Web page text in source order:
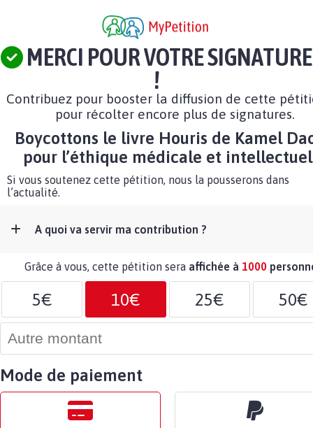
MERCI POUR VOTRE SIGNATURE
!
Contribuez pour booster la diffusion de cette
pour récolter encore plus de signatures.
Boycottons le livre Houris de Kamel
pour l’éthique médicale et
Si vous soutenez cette pétition, nous la pousserons dans
l’actualité.
A quoi va servir ma contribution ?
Grâce à vous, cette pétition sera affichée à 1000
5€ 10€ 25€ 50€
Mode de paiement